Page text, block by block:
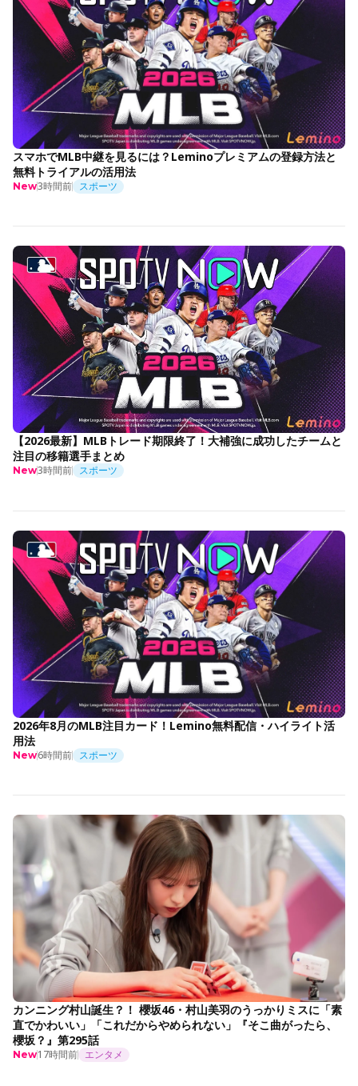
スマホでMLB中継を見るには？Leminoプレミアムの登録方法と
無料トライアルの活用法
New3時間前 スポーツ
【2026最新】MLBトレード期限終了！大補強に成功したチームと
注目の移籍選手まとめ
New3時間前 スポーツ
2026年8月のMLB注目カード！Lemino無料配信・ハイライト活
用法
New6時間前 スポーツ
カンニング村山誕生？！ 櫻坂46・村山美羽のうっかりミスに「素
直でかわいい」「これだからやめられない」『そこ曲がったら、
櫻坂？』第295話
New17時間前 エンタメ